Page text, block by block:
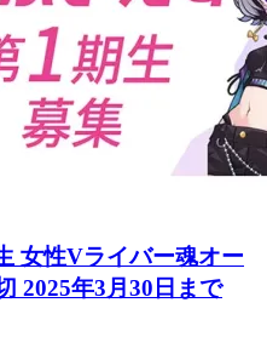
女性Vライバー魂オー
2025年3月30日まで